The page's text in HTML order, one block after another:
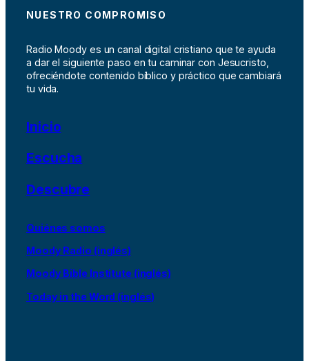
NUESTRO COMPROMISO
Radio Moody es un canal digital cristiano que te ayuda
a dar el siguiente paso en tu caminar con Jesucristo,
ofreciéndote contenido bíblico y práctico que cambiará
tu vida.
Inicio
Escucha
Descubre
Quiénes somos
Moody Radio (inglés)
Moody Bible Institute (inglés)
Today in the Word (inglés)